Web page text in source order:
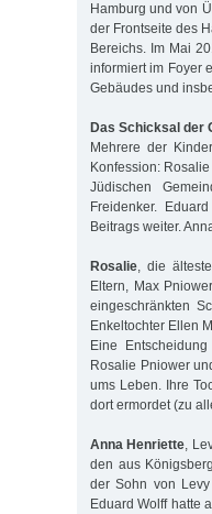
Hamburg und von
der Frontseite des
Bereichs. Im Mai
informiert im Foyer
Gebäudes und
Das Schicksal der
Mehrere der
Konfession:
Jüdischen
Freidenker.
Beitrags weiter.
Rosalie, die
Eltern, Max
eingeschränkten
Enkeltochter Ellen
Eine
Rosalie Pniower
ums Leben. Ihre
dort ermordet (zu
Anna Henriette,
den aus
der Sohn von
Eduard Wolff hatte